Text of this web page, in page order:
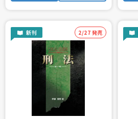
新刊 2/27 発売